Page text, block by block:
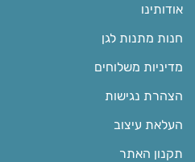
אודותינו
חנות מתנות לגן
מדיניות משלוחים
הצהרת נגישות
העלאת עיצוב
תקנון האתר